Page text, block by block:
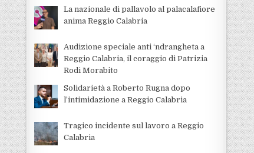
La nazionale di pallavolo al palacalafiore
anima Reggio Calabria
Audizione speciale anti ‘ndrangheta a
Reggio Calabria, il coraggio di Patrizia
Rodi Morabito
Solidarietà a Roberto Rugna dopo
l’intimidazione a Reggio Calabria
Tragico incidente sul lavoro a Reggio
Calabria